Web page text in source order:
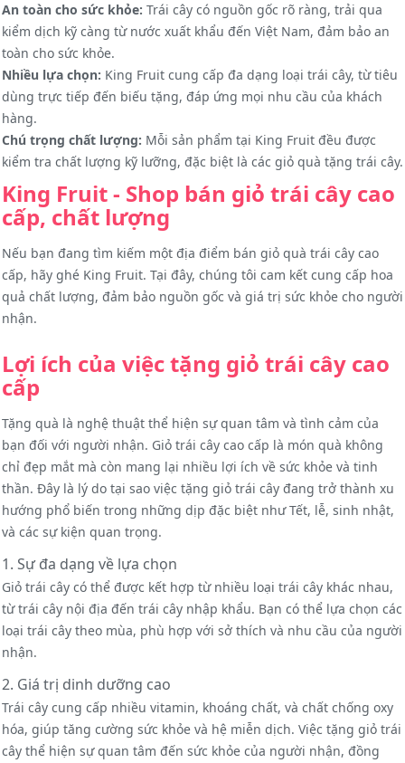
An toàn cho sức khỏe: Trái cây có nguồn gốc rõ ràng, trải qua
kiểm dịch kỹ càng từ nước xuất khẩu đến Việt Nam, đảm bảo an
toàn cho sức khỏe.
Nhiều lựa chọn: King Fruit cung cấp đa dạng loại trái cây, từ tiêu
dùng trực tiếp đến biếu tặng, đáp ứng mọi nhu cầu của khách
hàng.
Chú trọng chất lượng: Mỗi sản phẩm tại King Fruit đều được
kiểm tra chất lượng kỹ lưỡng, đặc biệt là các giỏ quà tặng trái cây.
King Fruit - Shop bán giỏ trái cây cao
cấp, chất lượng
Nếu bạn đang tìm kiếm một địa điểm bán giỏ quà trái cây cao
cấp, hãy ghé King Fruit. Tại đây, chúng tôi cam kết cung cấp hoa
quả chất lượng, đảm bảo nguồn gốc và giá trị sức khỏe cho người
nhận.
Lợi ích của việc tặng giỏ trái cây cao
cấp
Tặng quà là nghệ thuật thể hiện sự quan tâm và tình cảm của
bạn đối với người nhận. Giỏ trái cây cao cấp là món quà không
chỉ đẹp mắt mà còn mang lại nhiều lợi ích về sức khỏe và tinh
thần. Đây là lý do tại sao việc tặng giỏ trái cây đang trở thành xu
hướng phổ biến trong những dịp đặc biệt như Tết, lễ, sinh nhật,
và các sự kiện quan trọng.
1. Sự đa dạng về lựa chọn
Giỏ trái cây có thể được kết hợp từ nhiều loại trái cây khác nhau,
từ trái cây nội địa đến trái cây nhập khẩu. Bạn có thể lựa chọn các
loại trái cây theo mùa, phù hợp với sở thích và nhu cầu của người
nhận.
2. Giá trị dinh dưỡng cao
Trái cây cung cấp nhiều vitamin, khoáng chất, và chất chống oxy
hóa, giúp tăng cường sức khỏe và hệ miễn dịch. Việc tặng giỏ trái
cây thể hiện sự quan tâm đến sức khỏe của người nhận, đồng